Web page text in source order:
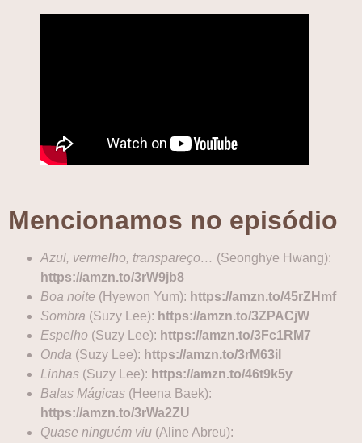
Mencionamos no episódio
Azul, vermelho, transpareço… (Seonghye Hwang):
https://amzn.to/3rW9jb8
Boa noite (Hyewon Yum): https://amzn.to/45rZHmf
Sombra (Suzy Lee): https://amzn.to/3ZPACjW
Espelho (Suzy Lee): https://amzn.to/3Fc1RM7
Onda (Suzy Lee): https://amzn.to/3rM63iI
Linhas (Suzy Lee): https://amzn.to/46t9k5y
Balas Mágicas (Heena Baek):
https://amzn.to/3rWa2ZU
Quase ninguém viu (Aline Abreu):